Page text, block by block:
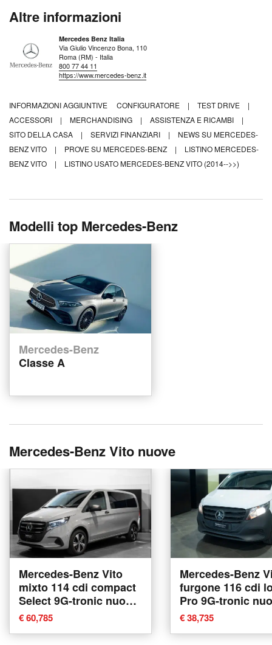
Altre informazioni
Mercedes Benz Italia
Via Giulio Vincenzo Bona, 110
Roma (RM) - Italia
800 77 44 11
https://www.mercedes-benz.it
INFORMAZIONI AGGIUNTIVE CONFIGURATORE | TEST DRIVE
|
ACCESSORI
| MERCHANDISING | ASSISTENZA E RICAMBI
|
SITO DELLA CASA
| SERVIZI FINANZIARI |
NEWS SU MERCEDES-
BENZ VITO
| PROVE SU MERCEDES-BENZ |
LISTINO MERCEDES-
BENZ VITO
| LISTINO USATO MERCEDES-BENZ VITO (2014-->>)
Modelli top Mercedes-Benz
Mercedes-Benz
Classe A
Mercedes-Benz Vito nuove
Mercedes-Benz Vito
mixto 114 cdi compact
Select 9G-tronic nuova
a Ancona
€ 60,785
Mercedes-Benz
furgone 116 cdi
Pro 9G-tronic
Ancona
€ 38,735